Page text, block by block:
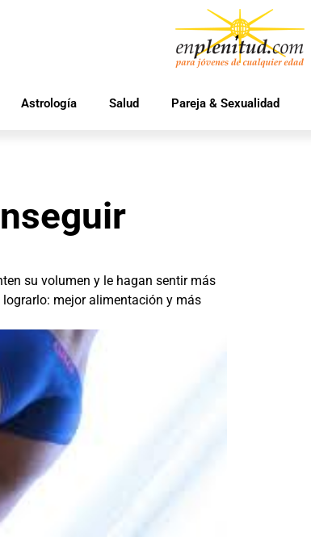
Astrología Salud Pareja & Sexualidad
su volumen y le hagan sentir más
mejor alimentación y más